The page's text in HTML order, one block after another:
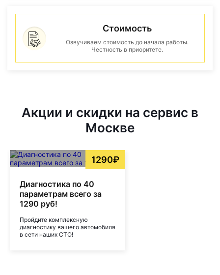
Стоимость
Озвучиваем стоимость до начала работы.
Честность в приоритете.
Акции и скидки на сервис в
Москве
1290₽
Диагностика по 40
параметрам всего за
1290 руб!
Пройдите комплексную
диагностику вашего автомобиля
в сети наших СТО!